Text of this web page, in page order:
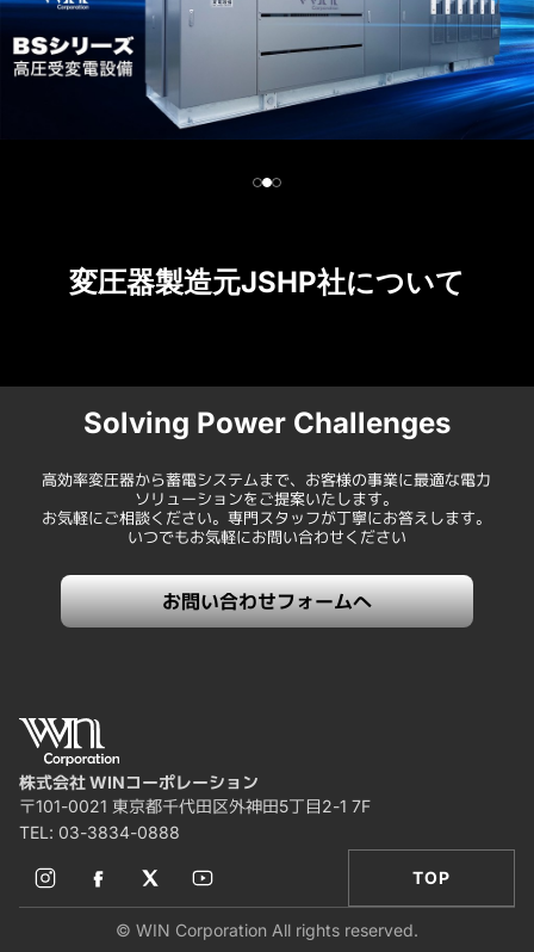
変圧器製造元JSHP社について
Solving Power Challenges
高効率変圧器から蓄電システムまで、お客様の事業に最適な電力
ソリューションをご提案いたします。
お気軽にご相談ください。専門スタッフが丁寧にお答えします。
いつでもお気軽にお問い合わせください
お問い合わせフォームへ
株式会社 WINコーポレーション
〒101-0021 東京都千代田区外神田5丁目2-1 7F
TEL: 03-3834-0888
TOP
© WIN Corporation All rights reserved.